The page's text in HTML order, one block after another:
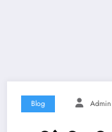
Blog Admin